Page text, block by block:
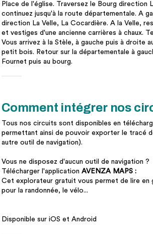
Place de l'église. Traversez le Bourg
continuez jusqu'à la route départementale. A
direction La Velle, La Cocardière. A la Velle,
et vestiges d'une ancienne carrières à chaux.
Vous arrivez à la Stèle, à gauche puis à droite
petit bois. Retour sur la départementale à
Fournet puis au bourg.
Comment intégrer nos
Tous nos circuits sont disponibles en
permettant ainsi de pouvoir exporter le tracé
autre outil de navigation).
Vous ne disposez d'aucun outil de navigation ?
Télécharger l'application AVENZA MAPS :
Cet explorateur gratuit vous permet de lire
pour la randonnée, le vélo...
Disponible sur iOS et Android